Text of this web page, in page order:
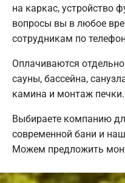
на каркас, устройство
вопросы вы в любое
сотрудникам по
Оплачиваются
сауны, бассейна,
камина и монтаж печки.
Выбираете компанию
современной бани и
Можем предложить